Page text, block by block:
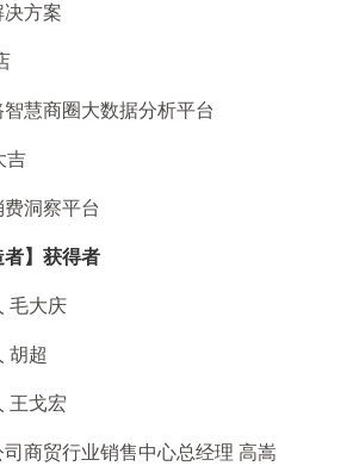
方案
慧商圈大数据分析平台
吉
洞察平台
者】获得者
毛大庆
胡超
王戈宏
商贸行业销售中心总经理 高嵩